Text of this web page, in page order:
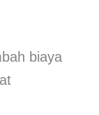
biaya